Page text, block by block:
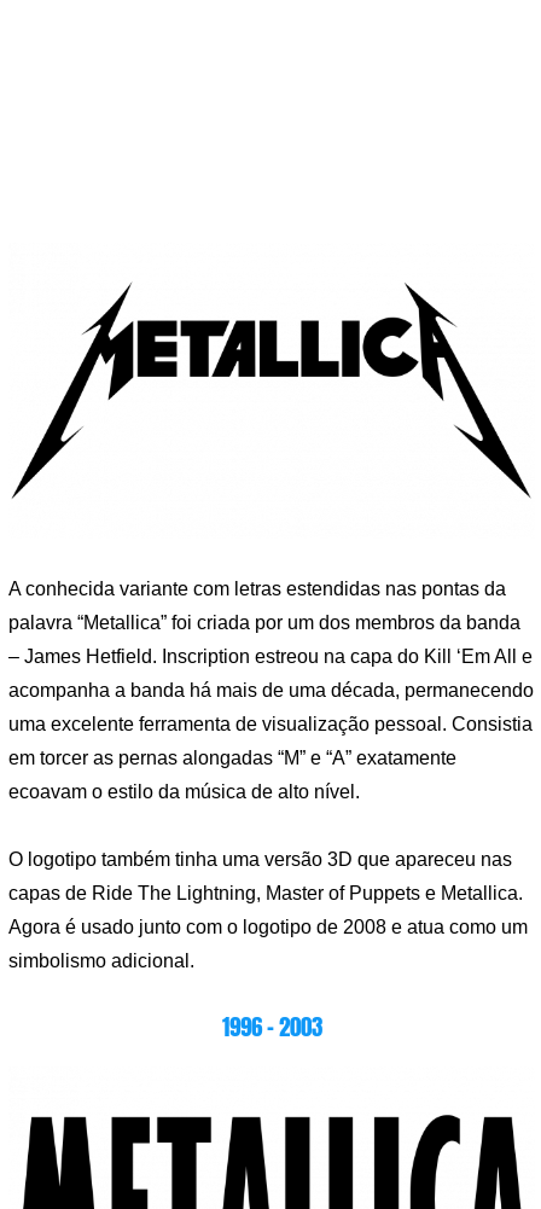
A conhecida variante com letras estendidas nas pontas da
palavra “Metallica” foi criada por um dos membros da banda
– James Hetfield. Inscription estreou na capa do Kill ‘Em All e
acompanha a banda há mais de uma década, permanecendo
uma excelente ferramenta de visualização pessoal. Consistia
em torcer as pernas alongadas “M” e “A” exatamente
ecoavam o estilo da música de alto nível.
O logotipo também tinha uma versão 3D que apareceu nas
capas de Ride The Lightning, Master of Puppets e Metallica.
Agora é usado junto com o logotipo de 2008 e atua como um
simbolismo adicional.
1996 – 2003